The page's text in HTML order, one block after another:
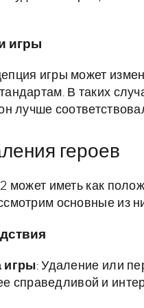
игры
игры может
В таких
лучше
героев
может иметь как
основные из
игры: Удаление или
справедливой и